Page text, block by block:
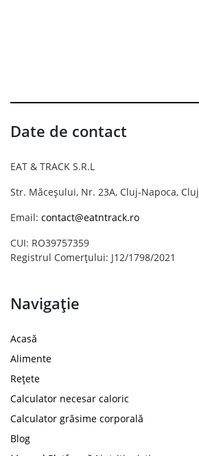
Date de contact
EAT & TRACK S.R.L
Str. Măceșului, Nr. 23A, Cluj-Napoca, Cluj
Email: contact@eatntrack.ro
CUI: RO39757359
Registrul Comerțului: J12/1798/2021
Navigație
Acasă
Alimente
Rețete
Calculator necesar caloric
Calculator grăsime corporală
Blog